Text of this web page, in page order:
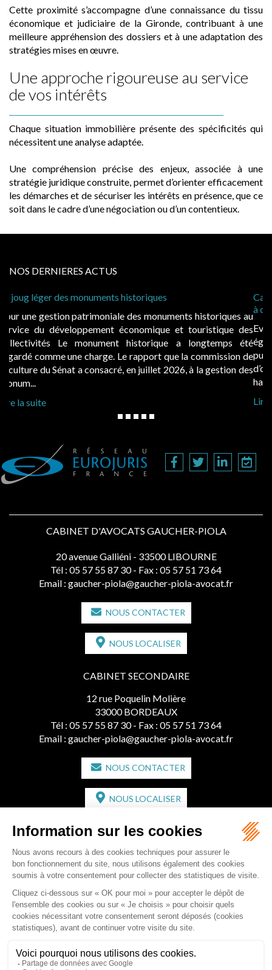
Cette proximité s’accompagne d’une connaissance du tissu
économique et judiciaire de la Gironde, contribuant à une
meilleure appréhension des dossiers et à une adaptation des
stratégies mises en œuvre.
Une approche rigoureuse au service
de vos intérêts
Chaque situation immobilière présente des spécificités qui
nécessitent une analyse adaptée.
Une compréhension précise des enjeux, associée à une
stratégie juridique construite, permet d’orienter efficacement
les démarches et de sécuriser les intérêts en présence, que ce
soit dans le cadre d’une négociation ou d’un contentieux.
NOS DERNIERES ACTUS
Cabines de plage : le juge admet des redevances revalorisées,
Evocatrices des bains de mer, les cabanes de plage sont
également un beau sujet domanial. Installées sur le domaine
public, elles donnent lieu au paiement d’une redevance
d’occupation. Saisies par des occupants contestant de fortes
hausses, les juridictions administratives ont clarifié les règ...
Lire la suite
CABINET D'AVOCATS GAUCHER-PIOLA
20 avenue Galliéni - 33500 LIBOURNE
Tél : 05 57 55 87 30 - Fax : 05 57 51 73 64
Email : gaucher-piola@gaucher-piola-avocat.fr
NOUS CONTACTER
NOUS LOCALISER
CABINET SECONDAIRE
12 rue Poquelin Molière
33000 BORDEAUX
Tél : 05 57 55 87 30 - Fax : 05 57 51 73 64
Email : gaucher-piola@gaucher-piola-avocat.fr
NOUS CONTACTER
NOUS LOCALISER
CABINET SECONDAIRE
2 bis Avenue de l'Europe
33350 ST MAGNE-DE-CASTILLON
Tél :05 57 55 87 30- Fax : 05 57 51 73 64
Email :gaucher-piola@gaucher-piola-avocat.fr
NOUS CONTACTER
NOUS LOCALISER